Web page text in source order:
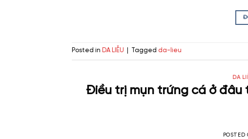
Posted in DA LIỄU Tagged da-lieu
DA
Điều trị mụn trứng cá ở đâu
POSTED